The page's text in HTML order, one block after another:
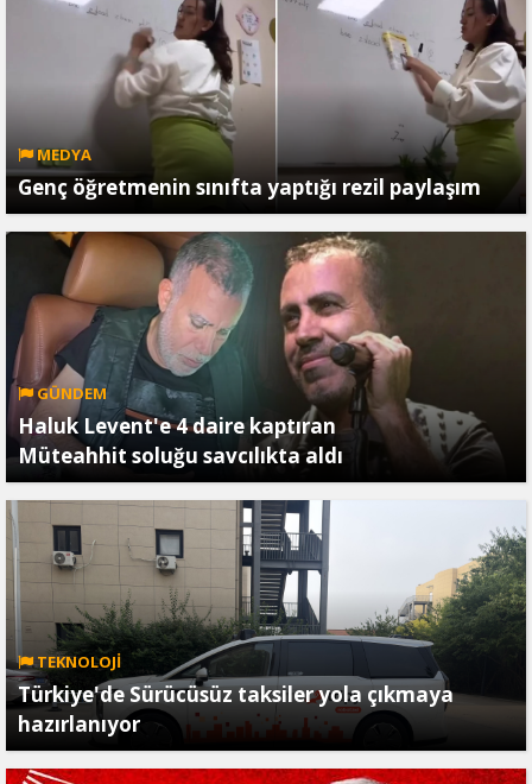
MEDYA
Genç öğretmenin sınıfta yaptığı rezil paylaşım
GÜNDEM
Haluk Levent'e 4 daire kaptıran
Müteahhit soluğu savcılıkta aldı
TEKNOLOJİ
Türkiye'de Sürücüsüz taksiler yola çıkmaya
hazırlanıyor